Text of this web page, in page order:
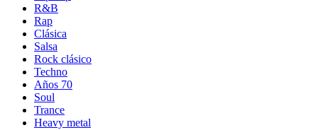
R&B
Rap
Clásica
Salsa
Rock clásico
Techno
Años 70
Soul
Trance
Heavy metal